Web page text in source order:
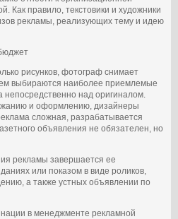
Как правило, текстовики и художники
рекламы, реализующих тему и идею
рисунков, фотограф снимает
выбираются наиболее приемлемые
непосредственно над оригиналом.
и оформлению, дизайнеры
сложная, разрабатывается
объявления не обязателен, но
рекламы завершается ее
или показом в виде роликов,
а также устных объявлении по
в менеджменте рекламной